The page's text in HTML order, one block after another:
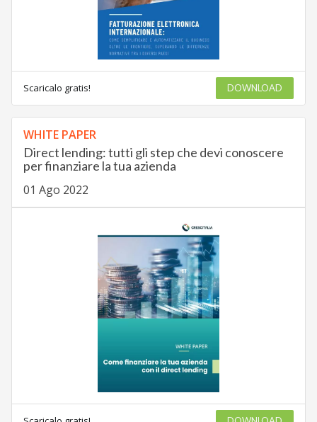
Scaricalo gratis! DOWNLOAD
WHITE PAPER
Direct lending: tutti gli step che devi conoscere
per finanziare la tua azienda
01 Ago 2022